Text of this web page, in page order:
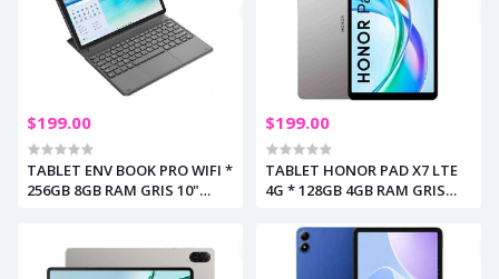
$199.00
TABLET ENV BOOK PRO WIFI *
256GB 8GB RAM GRIS 10"
$199.00
TABLET HONOR PAD X7 LTE
4G * 128GB 4GB RAM GRIS